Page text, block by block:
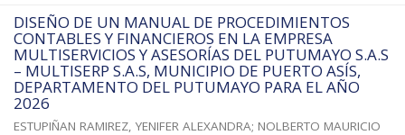
DISEÑO DE UN MANUAL DE PROCEDIMIENTOS
CONTABLES Y FINANCIEROS EN LA EMPRESA
MULTISERVICIOS Y ASESORÍAS DEL PUTUMAYO S.A.S
– MULTISERP S.A.S, MUNICIPIO DE PUERTO ASÍS,
DEPARTAMENTO DEL PUTUMAYO PARA EL AÑO
2026
ESTUPIÑAN RAMIREZ, YENIFER ALEXANDRA; NOLBERTO MAURICIO